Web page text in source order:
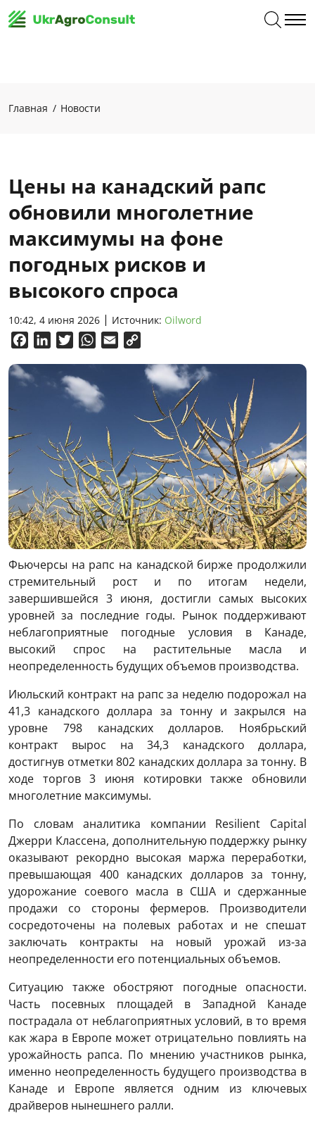
Главная Новости
Цены на канадский рапс
обновили многолетние
максимумы на фоне
погодных рисков и
высокого спроса
10:42, 4 июня 2026 Источник: Oilword
FacebookLinkedInTwitterWhatsApp
Email
Фьючерсы на рапс на канадской бирже продолжили
стремительный рост и по итогам недели,
завершившейся 3 июня, достигли самых высоких
уровней за последние годы. Рынок поддерживают
неблагоприятные погодные условия в Канаде,
высокий спрос на растительные масла и
неопределенность будущих объемов производства.
Июльский контракт на рапс за неделю подорожал на
41,3 канадского доллара за тонну и закрылся на
уровне 798 канадских долларов. Ноябрьский
контракт вырос на 34,3 канадского доллара,
достигнув отметки 802 канадских доллара за тонну. В
ходе торгов 3 июня котировки также обновили
многолетние максимумы.
По словам аналитика компании Resilient Capital
Джерри Классена, дополнительную поддержку рынку
оказывают рекордно высокая маржа переработки,
превышающая 400 канадских долларов за тонну,
удорожание соевого масла в США и сдержанные
продажи со стороны фермеров. Производители
сосредоточены на полевых работах и ​​не спешат
заключать контракты на новый урожай из-за
неопределенности его потенциальных объемов.
Ситуацию также обостряют погодные опасности.
Часть посевных площадей в Западной Канаде
пострадала от неблагоприятных условий, в то время
как жара в Европе может отрицательно повлиять на
урожайность рапса. По мнению участников рынка,
именно неопределенность будущего производства в
Канаде и Европе является одним из ключевых
драйверов нынешнего ралли.